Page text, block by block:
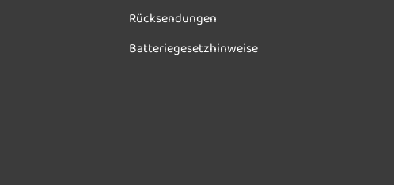
Rücksendungen
Batteriegesetzhinweise